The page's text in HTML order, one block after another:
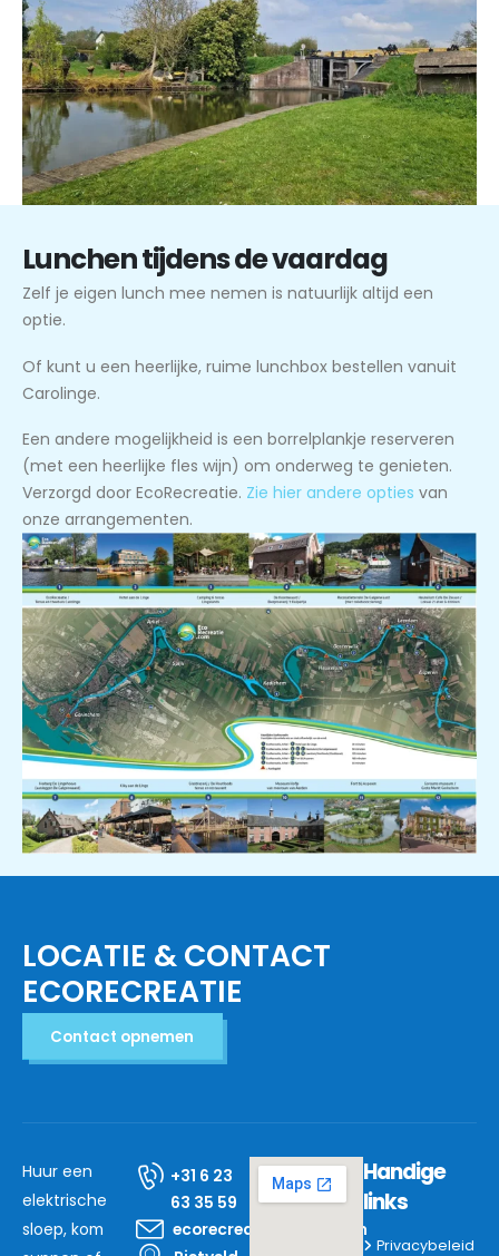
Lunchen tijdens de vaardag
Zelf je eigen lunch mee nemen is natuurlijk altijd een
optie.
Of kunt u een heerlijke, ruime lunchbox bestellen vanuit
Carolinge.
Een andere mogelijkheid is een borrelplankje reserveren
(met een heerlijke fles wijn) om onderweg te genieten.
Verzorgd door EcoRecreatie. Zie hier andere opties van
onze arrangementen.
LOCATIE & CONTACT
ECORECREATIE
Contact opnemen
Huur een
elektrische
sloep, kom
+31 6 23
63 35 59
ecorecreatie@mail.com
Handige
links
Privacybeleid